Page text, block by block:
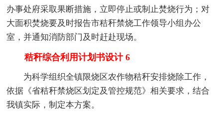
办事处府采取果断措施，立即停止或制止焚烧行为；对
大面积焚烧要及时报告市秸秆禁烧工作领导小组办公
室，并通知消防部门及时赶赴现场。
秸秆综合利用计划书设计 6
为科学组织全镇限烧区农作物秸秆安排烧除工作，
依据《省秸秆禁烧区划定及管控规范》相关要求，结合
我镇实际，制定本方案。